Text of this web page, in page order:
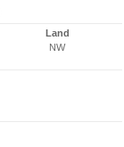
Land
NW